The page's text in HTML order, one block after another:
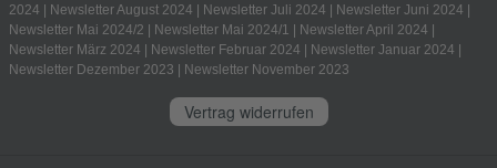
2024
Newsletter August 2024 Newsletter Juli 2024 Newsletter Juni 2024
Newsletter Mai 2024/2
Newsletter Mai 2024/1 Newsletter April 2024
Newsletter März 2024
Newsletter Februar 2024 Newsletter Januar 2024
Newsletter Dezember 2023
Newsletter November 2023
Vertrag widerrufen